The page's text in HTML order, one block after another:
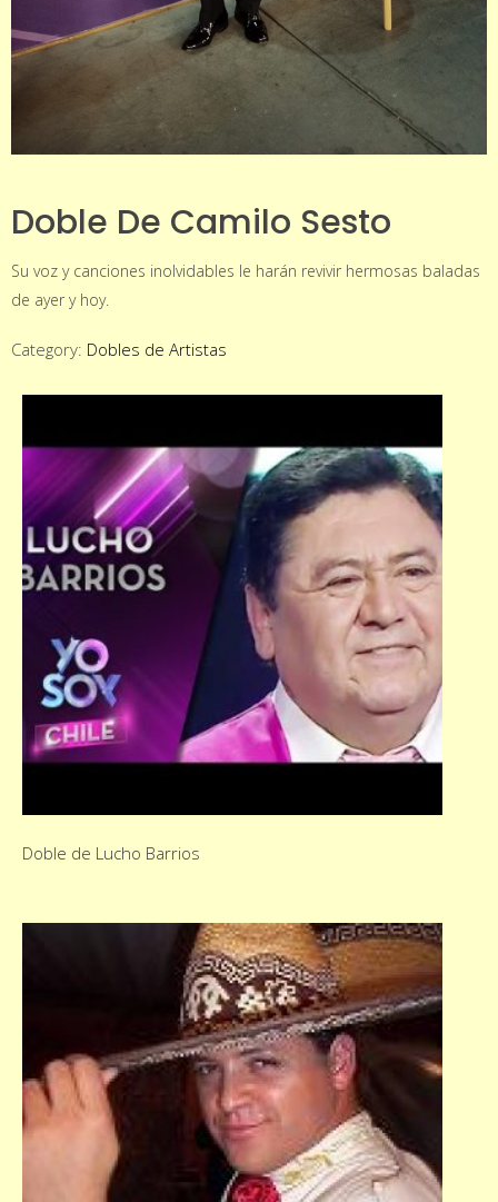
Doble De Camilo Sesto
Su voz y canciones inolvidables le harán revivir hermosas baladas
de ayer y hoy.
Category: Dobles de Artistas
Doble de Lucho Barrios